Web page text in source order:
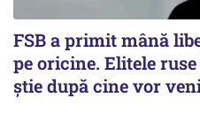
FSB a primit mână
pe oricine. Elitele
știe după cine vor